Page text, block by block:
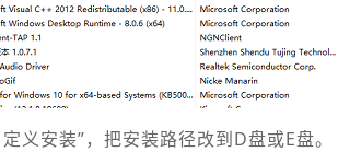
义安装”，把安装路径改到D盘或E盘。